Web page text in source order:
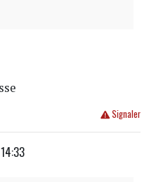
Signaler